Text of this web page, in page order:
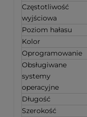
Częstotliwość
wyjściowa
Poziom hałasu
Kolor
Oprogramowanie
Obsługiwane
systemy
operacyjne
Długość
Szerokość